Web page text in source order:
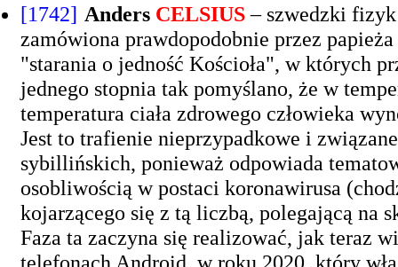
[1742] Anders CELSIUS– szwedzki fizyk
zamówiona prawdopodobnie przez
"starania o jedność Kościoła", w których
jednego stopnia tak pomyślano, że w
temperatura ciała zdrowego człowieka
Jest to trafienie nieprzypadkowe i
sybillińskich, ponieważ odpowiada
osobliwością w postaci koronawirusa
kojarzącego się z tą liczbą, polegającą na
Faza ta zaczyna się realizować, jak teraz
telefonach Android, w roku 2020, który